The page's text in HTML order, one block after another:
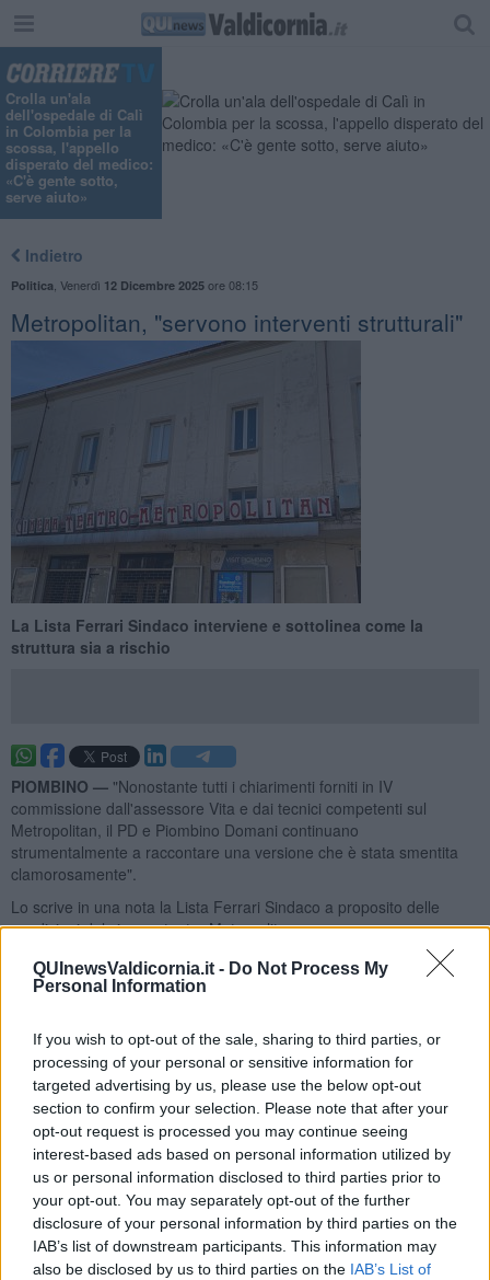
QUInewsValdicornia.it - Do Not Process My
Personal Information
If you wish to opt-out of the sale, sharing to third parties, or
processing of your personal or sensitive information for
targeted advertising by us, please use the below opt-out
section to confirm your selection. Please note that after your
opt-out request is processed you may continue seeing
interest-based ads based on personal information utilized by
us or personal information disclosed to third parties prior to
your opt-out. You may separately opt-out of the further
disclosure of your personal information by third parties on the
IAB’s list of downstream participants. This information may
also be disclosed by us to third parties on the IAB’s List of
Crolla un'ala
dell'ospedale di Calì
in Colombia per la
scossa, l'appello
disperato del medico:
«C'è gente sotto,
serve aiuto»
Indietro
Politica Venerdì 12 Dicembre 2025ore 08:15
Metropolitan, "servono interventi strutturali"
La Lista Ferrari Sindaco interviene e sottolinea come la
struttura sia a rischio
PIOMBINO — "Nonostante tutti i chiarimenti forniti in IV
commissione dall'assessore Vita e dai tecnici competenti sul
Metropolitan, il PD e Piombino Domani continuano
strumentalmente a raccontare una versione che è stata smentita
clamorosamente".
Lo scrive in una nota la Lista Ferrari Sindaco a proposito delle
condizioni del cinema teatro Metropolitan.
molto più invasivi di qualsiasi altra questione normativa legata
all'agibilità sismisca. - prosegue la Lista Ferrari - In poche parole
Metropolitan ha bisogno di interventi perchè la sua struttura è
a rischio. La perizia dei consulenti è chiara e limpida, se PD e
Piombino non vogliono comprendere, chiaramete per mera
polemica politica, è evidente che non si tratta di legittima polemica
politica, ma di qualcosa di molto peggio e tutt'altro che virtuoso.
Senza interventi specifici il Metropolitan non può essere utiizzabile,
vi è un rischio oggettivo. Vi sono punti nevralgici in più parti,
pertanto i crismi di sicurezza non solo non sono garantiti, ma vi è
un'oggettiva pericolosità".